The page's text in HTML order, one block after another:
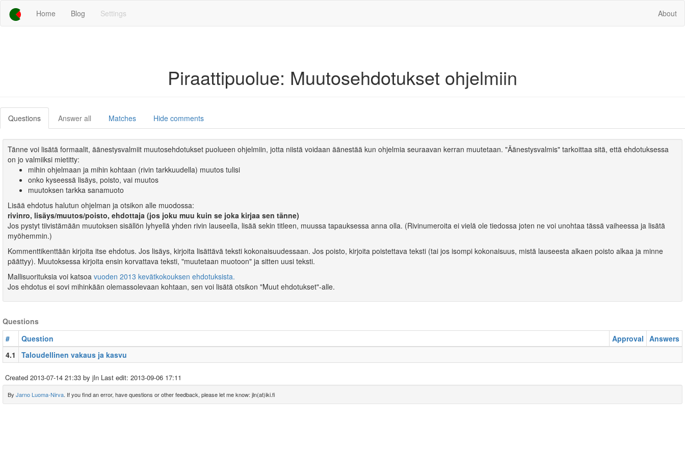
Home Blog Settings About
Piraattipuolue: Muutosehdotukset ohjelmiin
Questions Answer all Matches Hide comments
Tänne voi lisätä formaalit, äänestysvalmiit muutosehdotukset puolueen ohjelmiin, jotta niistä voidaan äänestää kun ohjelmia seuraavan kerran muutetaan. "Äänestysvalmis" tarkoittaa sitä, että ehdotuksessa
on jo valmiiksi mietitty:
mihin ohjelmaan ja mihin kohtaan (rivin tarkkuudella) muutos tulisi
onko kyseessä lisäys, poisto, vai muutos
muutoksen tarkka sanamuoto
Lisää ehdotus halutun ohjelman ja otsikon alle muodossa:
rivinro, lisäys/muutos/poisto, ehdottaja (jos joku muu kuin se joka kirjaa sen tänne)
Jos pystyt tiivistämään muutoksen sisällön lyhyellä yhden rivin lauseella, lisää sekin titleen, muussa tapauksessa anna olla. (Rivinumeroita ei vielä ole tiedossa joten ne voi unohtaa tässä vaiheessa ja lisätä
myöhemmin.)
Kommenttikenttään kirjoita itse ehdotus. Jos lisäys, kirjoita lisättävä teksti kokonaisuudessaan. Jos poisto, kirjoita poistettava teksti (tai jos isompi kokonaisuus, mistä lauseesta alkaen poisto alkaa ja minne
päättyy). Muutoksessa kirjoita ensin korvattava teksti, "muutetaan muotoon" ja sitten uusi teksti.
Mallisuorituksia voi katsoa vuoden 2013 kevätkokouksen ehdotuksista.
Jos ehdotus ei sovi mihinkään olemassolevaan kohtaan, sen voi lisätä otsikon "Muut ehdotukset"-alle.
Questions
#
Question Approval Answers
4.1
Taloudellinen vakaus ja kasvu
Created 2013-07-14 21:33 by jln Last edit: 2013-09-06 17:11
By Jarno Luoma-Nirva. If you find an error, have questions or other feedback, please let me know: jln(at)iki.fi